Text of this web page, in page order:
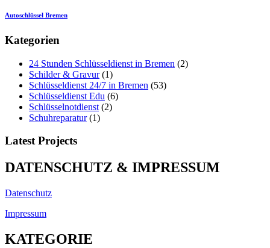
Autoschlüssel Bremen
Kategorien
24 Stunden Schlüsseldienst in Bremen (2)
Schilder & Gravur(1)
Schlüsseldienst 24/7 in Bremen (53)
Schlüsseldienst Edu (6)
Schlüsselnotdienst (2)
Schuhreparatur(1)
Latest Projects
DATENSCHUTZ & IMPRESSUM
Datenschutz
Impressum
KATEGORIE